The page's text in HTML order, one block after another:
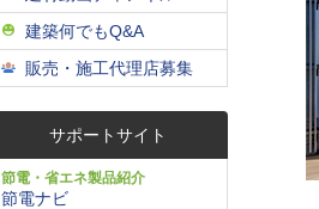
建築何でもQ&A
販売・施工代理店募集
サポートサイト
節電・省エネ製品紹介
節電ナビ